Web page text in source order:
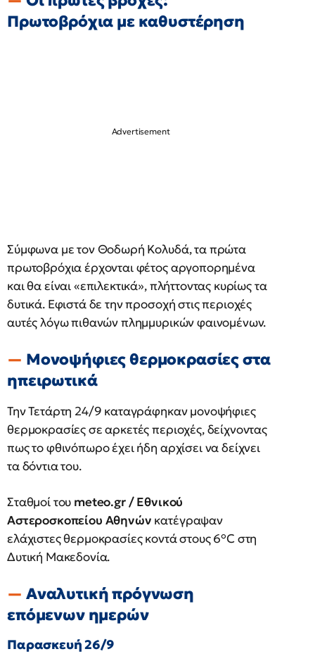
Πρωτοβρόχια με καθυστέρηση
Σύμφωνα με τον Θοδωρή Κολυδά, τα πρώτα
πρωτοβρόχια έρχονται φέτος αργοπορημένα
και θα είναι «επιλεκτικά», πλήττοντας κυρίως τα
δυτικά. Εφιστά δε την προσοχή στις περιοχές
αυτές λόγω πιθανών πλημμυρικών φαινομένων.
Μονοψήφιες θερμοκρασίες στα
ηπειρωτικά
Την Τετάρτη 24/9 καταγράφηκαν μονοψήφιες
θερμοκρασίες σε αρκετές περιοχές, δείχνοντας
πως το φθινόπωρο έχει ήδη αρχίσει να δείχνει
τα δόντια του.
Σταθμοί του meteo.gr / Εθνικού
Αστεροσκοπείου Αθηνών κατέγραψαν
ελάχιστες θερμοκρασίες κοντά στους 6°C στη
Δυτική Μακεδονία.
Αναλυτική πρόγνωση
επόμενων ημερών
Παρασκευή 26/9